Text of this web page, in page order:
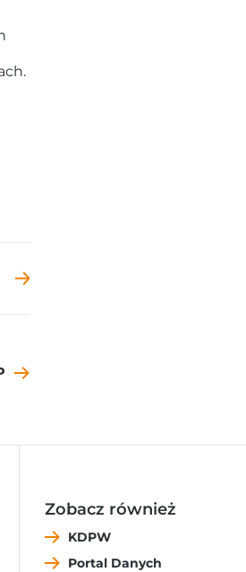
Zobacz również
KDPW
Portal Danych